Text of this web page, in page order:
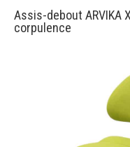
Assis-debout ARVIKA
corpulence